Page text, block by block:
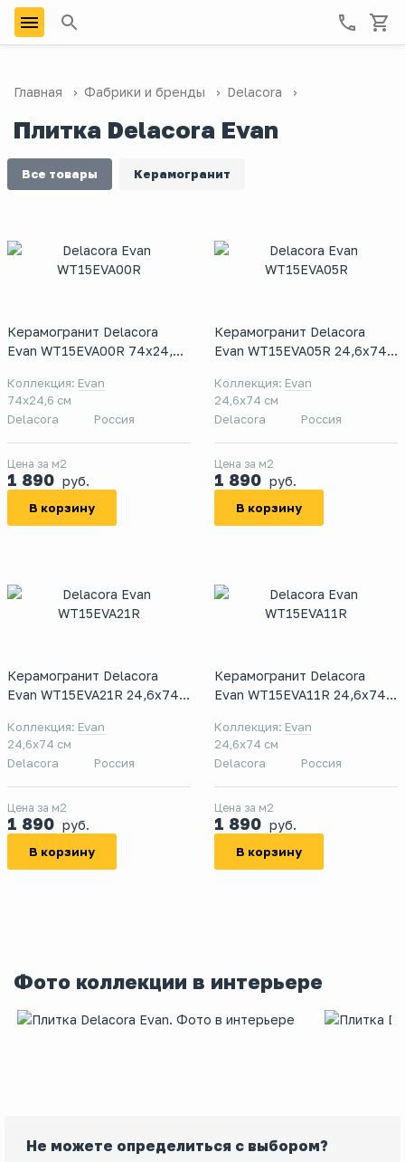
Главная Фабрики и бренды Delacora
Плитка Delacora Evan
Все товары Керамогранит
Керамогранит Delacora
Evan WT15EVA00R 74x24,6
Коллекция: Evan
74x24,6 см
Delacora
Россия
Цена за м2
1 890 руб.
В корзину
Керамогранит Delacora
Evan WT15EVA05R 24,6x74
Коллекция: Evan
24,6x74 см
Delacora
Россия
Цена за м2
1 890 руб.
В корзину
Керамогранит Delacora
Evan WT15EVA21R 24,6x74
Коллекция: Evan
24,6x74 см
Delacora
Россия
Цена за м2
1 890 руб.
В корзину
Керамогранит Delacora
Evan WT15EVA11R 24,6x74
Коллекция: Evan
24,6x74 см
Delacora
Россия
Цена за м2
1 890 руб.
В корзину
Фото коллекции в интерьере
Не можете определиться с выбором?